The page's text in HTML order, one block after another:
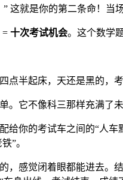
这就是你的第二条命！当
= 十次考试机会。这个数学
点半起床，天还是黑的，
。它不像科三那样充满了
给你的考试车之间的“人
”。
，感觉闭着眼都能进去。